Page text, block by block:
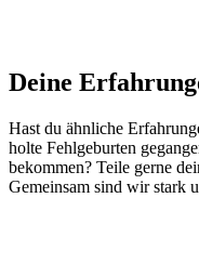
Dei­ne
Hast du ähn­li­che
hol­te Fehl­ge­bur­ten
bekom­men? Tei­le ger­ne
Gemein­sam sind wir stark